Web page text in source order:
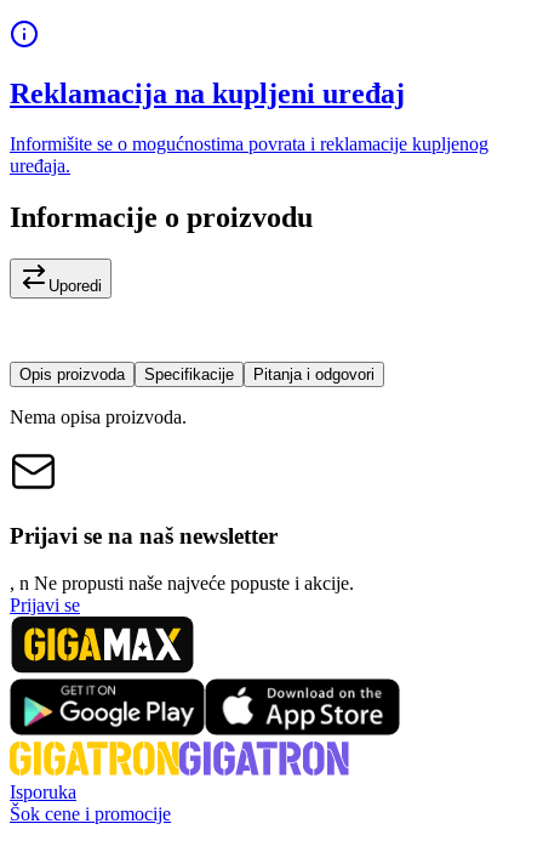
Reklamacija na kupljeni uređaj
Informišite se o mogućnostima povrata i reklamacije kupljenog
uređaja.
Informacije o proizvodu
Uporedi
Opis proizvoda Specifikacije Pitanja i odgovori
Nema opisa proizvoda.
Prijavi se na naš newsletter
, n Ne propusti naše najveće popuste i akcije.
Prijavi se
Isporuka
Šok cene i promocije